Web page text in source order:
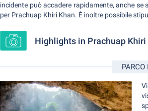
incidente può accadere rapidamente, anche
per Prachuap Khiri Khan. È inoltre possibile
Highlights in Prachuap